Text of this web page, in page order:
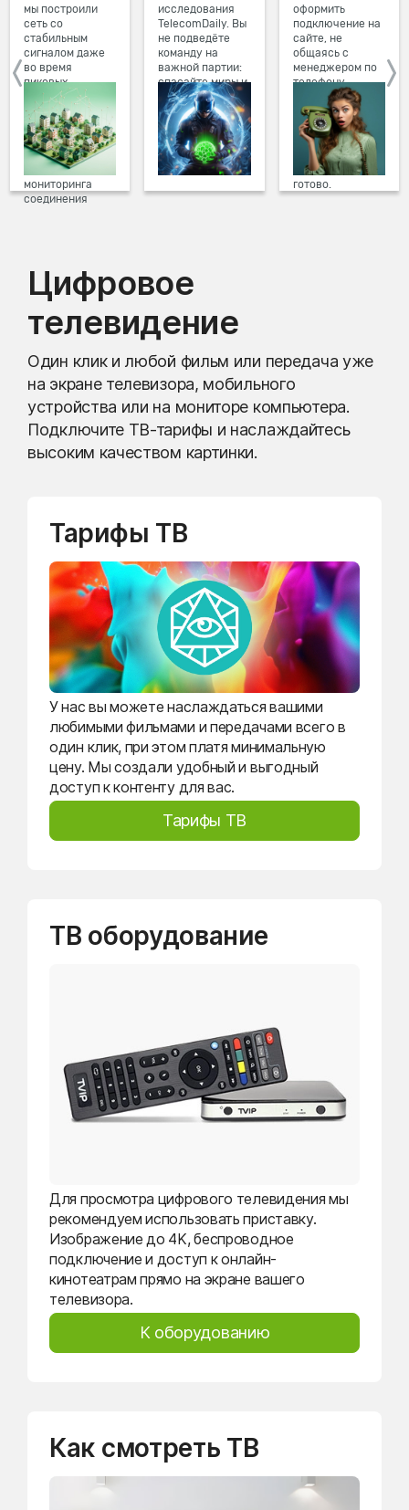
мы построили
сеть со
стабильным
сигналом даже
во время
пиковых
нагрузок в
вечернее время.
Мы постоянно
обновляем наше
оборудование в
домах, а система
мониторинга
соединения
исследования
TelecomDaily. Вы
не подведёте
команду на
важной партии:
спасайте миры и
побеждайте с
друзьями в
онлайн-играх.
оформить
подключение на
сайте, не
общаясь с
менеджером по
телефону.
Просто в три
клика заполните
форму заявки на
сайте, выберите
дату и время
подключения,
готово.
Цифровое
телевидение
Один клик и любой фильм или передача уже
на экране телевизора, мобильного
устройства или на мониторе компьютера.
Подключите ТВ-тарифы и наслаждайтесь
высоким качеством картинки.
Тарифы ТВ
У нас вы можете наслаждаться вашими
любимыми фильмами и передачами всего в
один клик, при этом платя минимальную
цену. Мы создали удобный и выгодный
доступ к контенту для вас.
Тарифы ТВ
ТВ оборудование
Для просмотра цифрового телевидения мы
рекомендуем использовать приставку.
Изображение до 4K, беспроводное
подключение и доступ к онлайн-
кинотеатрам прямо на экране вашего
телевизора.
К оборудованию
Как смотреть ТВ